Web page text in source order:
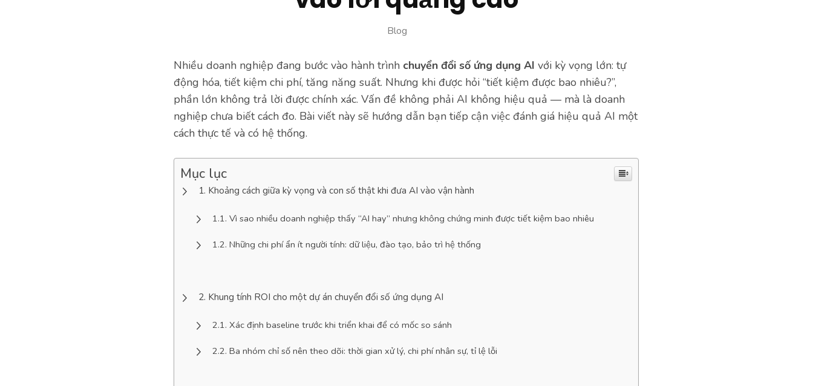
Blog
Nhiều doanh nghiệp đang bước vào hành trình chuyển đổi số ứng dụng AI với kỳ vọng lớn: tự
động hóa, tiết kiệm chi phí, tăng năng suất. Nhưng khi được hỏi “tiết kiệm được bao nhiêu?”,
phần lớn không trả lời được chính xác. Vấn đề không phải AI không hiệu quả — mà là doanh
nghiệp chưa biết cách đo. Bài viết này sẽ hướng dẫn bạn tiếp cận việc đánh giá hiệu quả AI một
cách thực tế và có hệ thống.
Mục lục
Khoảng cách giữa kỳ vọng và con số thật khi đưa AI vào vận hành
Vì sao nhiều doanh nghiệp thấy “AI hay” nhưng không chứng minh được tiết kiệm bao nhiêu
Những chi phí ẩn ít người tính: dữ liệu, đào tạo, bảo trì hệ thống
Khung tính ROI cho một dự án chuyển đổi số ứng dụng AI
Xác định baseline trước khi triển khai để có mốc so sánh
Ba nhóm chỉ số nên theo dõi: thời gian xử lý, chi phí nhân sự, tỉ lệ lỗi